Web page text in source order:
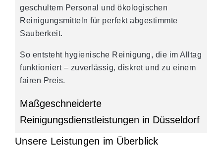
Maßgeschneiderte
Reinigungsdienstleistungen in Düsseldorf
geschultem Personal und ökologischen
Reinigungsmitteln für perfekt abgestimmte
Sauberkeit.
So entsteht hygienische Reinigung, die im Alltag
funktioniert – zuverlässig, diskret und zu einem
fairen Preis.
Unsere Leistungen im Überblick